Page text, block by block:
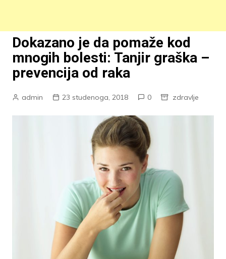
Dokazano je da pomaže kod
mnogih bolesti: Tanjir graška –
prevencija od raka
admin 23 studenoga, 2018 0 zdravlje